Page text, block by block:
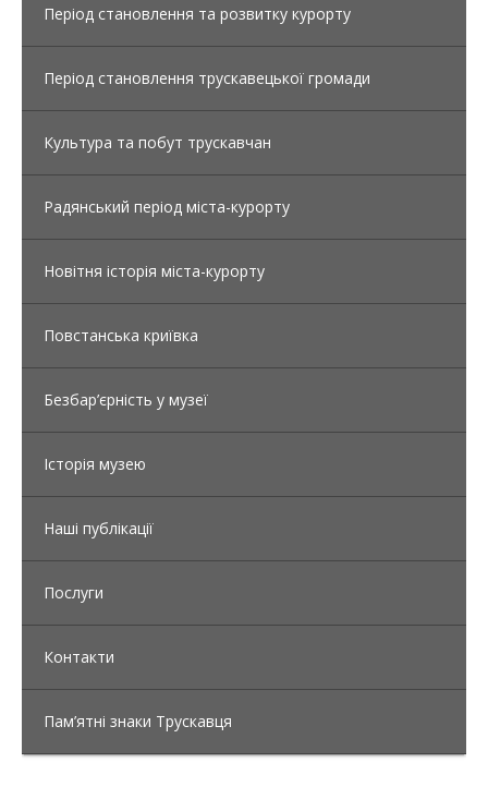
Період становлення та розвитку курорту
Період становлення трускавецької громади
Культура та побут трускавчан
Радянський період міста-курорту
Новітня історія міста-курорту
Повстанська криївка
Безбар’єрність у музеї
Історія музею
Наші публікації
Послуги
Контакти
Пам’ятні знаки Трускавця